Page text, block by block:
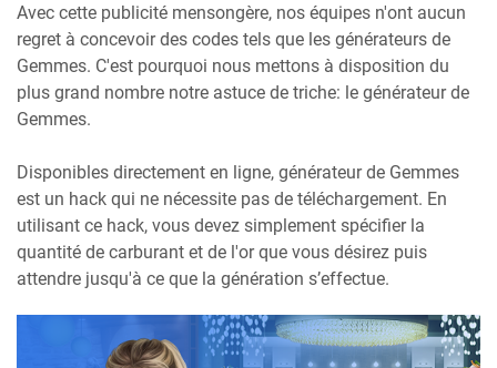
Avec cette publicité mensongère, nos équipes n'ont aucun
regret à concevoir des codes tels que les générateurs de
Gemmes. C'est pourquoi nous mettons à disposition du
plus grand nombre notre astuce de triche: le générateur de
Gemmes.
Disponibles directement en ligne, générateur de Gemmes
est un hack qui ne nécessite pas de téléchargement. En
utilisant ce hack, vous devez simplement spécifier la
quantité de carburant et de l'or que vous désirez puis
attendre jusqu'à ce que la génération s’effectue.